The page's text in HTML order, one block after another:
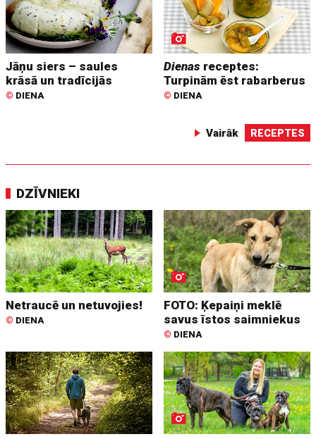
Jāņu siers – saules
krāsā un tradīcijās
© DIENA
Dienas receptes:
Turpinām ēst rabarberus
© DIENA
Vairāk RECEPTES
DZĪVNIEKI
Netraucē un netuvojies!
© DIENA
FOTO: Ķepaiņi meklē
savus īstos saimniekus
© DIENA